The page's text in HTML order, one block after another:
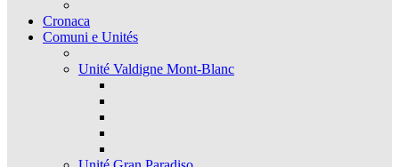
Cronaca
Comuni e Unités
Unité Valdigne Mont-Blanc